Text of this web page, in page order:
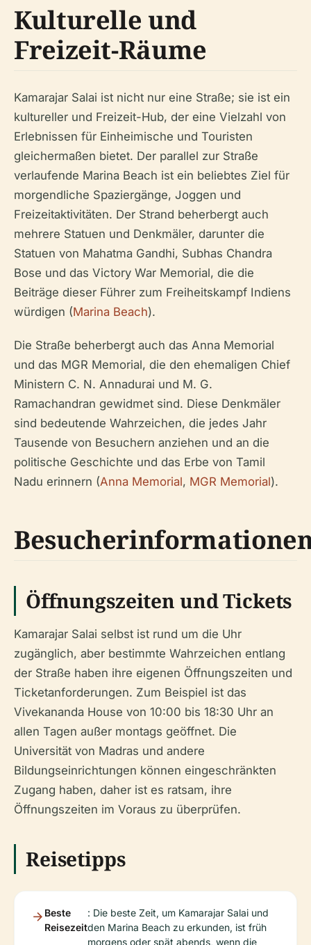
Kulturelle und
Freizeit-Räume
Kamarajar Salai ist nicht nur eine Straße; sie ist ein
kultureller und Freizeit-Hub, der eine Vielzahl von
Erlebnissen für Einheimische und Touristen
gleichermaßen bietet. Der parallel zur Straße
verlaufende Marina Beach ist ein beliebtes Ziel für
morgendliche Spaziergänge, Joggen und
Freizeitaktivitäten. Der Strand beherbergt auch
mehrere Statuen und Denkmäler, darunter die
Statuen von Mahatma Gandhi, Subhas Chandra
Bose und das Victory War Memorial, die die
Beiträge dieser Führer zum Freiheitskampf Indiens
würdigen (Marina Beach).
Die Straße beherbergt auch das Anna Memorial
und das MGR Memorial, die den ehemaligen Chief
Ministern C. N. Annadurai und M. G.
Ramachandran gewidmet sind. Diese Denkmäler
sind bedeutende Wahrzeichen, die jedes Jahr
Tausende von Besuchern anziehen und an die
politische Geschichte und das Erbe von Tamil
Nadu erinnern (Anna Memorial, MGR Memorial).
Öffnungszeiten und Tickets
Kamarajar Salai selbst ist rund um die Uhr
zugänglich, aber bestimmte Wahrzeichen entlang
der Straße haben ihre eigenen Öffnungszeiten und
Ticketanforderungen. Zum Beispiel ist das
Vivekananda House von 10:00 bis 18:30 Uhr an
allen Tagen außer montags geöffnet. Die
Universität von Madras und andere
Bildungseinrichtungen können eingeschränkten
Zugang haben, daher ist es ratsam, ihre
Öffnungszeiten im Voraus zu überprüfen.
Reisetipps
Beste
Reisezeit
: Die beste Zeit, um Kamarajar Salai und
den Marina Beach zu erkunden, ist früh
morgens oder spät abends, wenn die